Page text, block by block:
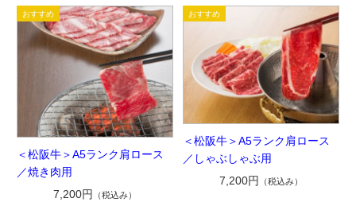
＜松阪牛＞A5ランク肩ロース
／焼き肉用
7,200円
（税込み）
＜松阪牛＞A5ランク肩ロース
／しゃぶしゃぶ用
7,200円
（税込み）